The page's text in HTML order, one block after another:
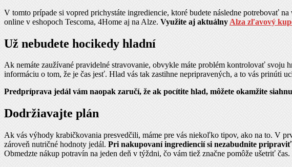
V tomto prípade si vopred prichystáte ingrediencie, ktoré budete následne potrebovať
online v eshopoch Tescoma, 4Home aj na Alze. Využite aj aktuálny Alza zľavový
Už nebudete hocikedy hladní
Ak nemáte zaužívané pravidelné stravovanie, obvykle máte problém kontrolovať
informáciu o tom, že je čas jesť. Hlad vás tak zastihne nepripravených, a to vás prinúti
Predpríprava jedál vám naopak zaručí, že ak pocítite hlad, môžete okamžite
Dodržiavajte plán
Ak vás výhody krabičkovania presvedčili, máme pre vás niekoľko tipov, ako na to. V
zároveň nutričné hodnoty jedál. Pri nakupovaní ingrediencií si nezabudnite
Obmedzte nákup potravín na jeden deň v týždni, čo vám tiež značne pomôže ušetriť čas.